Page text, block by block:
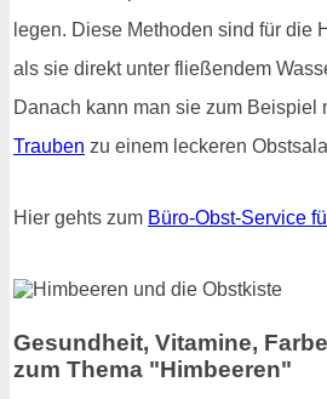
legen. Diese Methoden sind für die
als sie direkt unter fließendem
Danach kann man sie zum Beispiel
Trauben zu einem leckeren
Hier gehts zum Büro-Obst-Service
Gesundheit, Vitamine,
zum Thema "Himbeeren"